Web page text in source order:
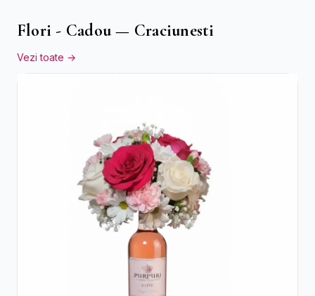
Flori - Cadou — Craciunesti
Vezi toate →